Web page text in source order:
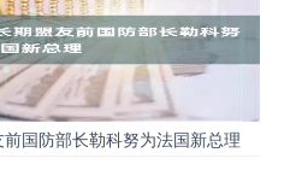
国防部长勒科努为法国新总理